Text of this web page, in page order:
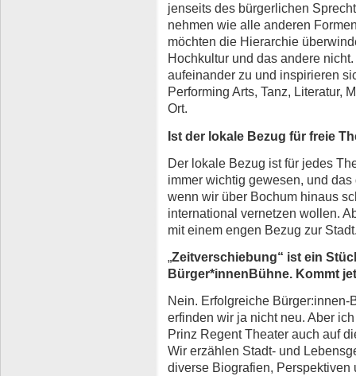
jenseits des bürgerlichen
nehmen wie alle anderen
möchten die Hierarchie
Hochkultur und das andere
aufeinander zu und inspirieren
Performing Arts, Tanz, Literatur,
Ort.
Ist der lokale Bezug für freie
Der lokale Bezug ist für jedes
immer wichtig gewesen, und
wenn wir über Bochum hinaus
international vernetzen wollen.
mit einem engen Bezug zur
„Zeitverschiebung“ ist ein
Bürger*innenBühne. Kommt
Nein. Erfolgreiche
erfinden wir ja nicht neu. Aber
Prinz Regent Theater auch auf
Wir erzählen Stadt- und
diverse Biografien, Perspektiven